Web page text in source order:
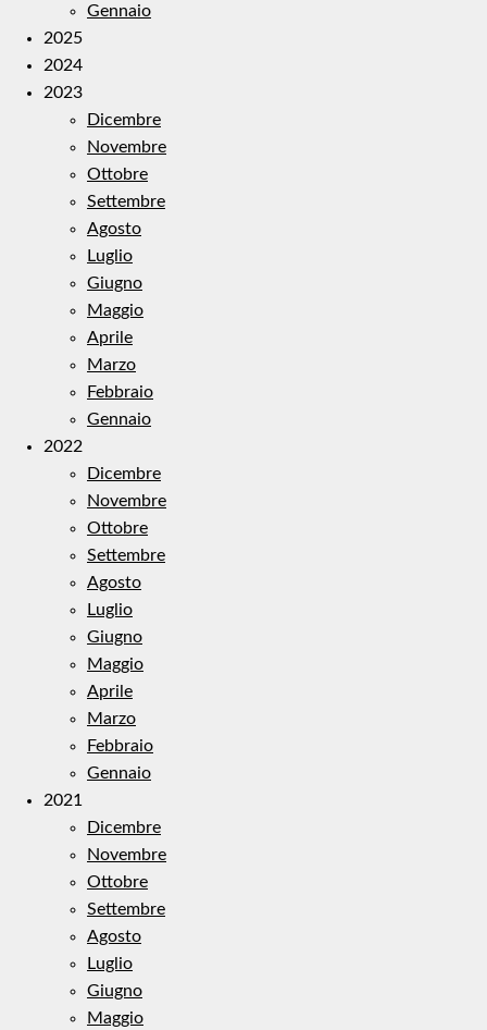
Gennaio
2025
2024
2023
Dicembre
Novembre
Ottobre
Settembre
Agosto
Luglio
Giugno
Maggio
Aprile
Marzo
Febbraio
Gennaio
2022
Dicembre
Novembre
Ottobre
Settembre
Agosto
Luglio
Giugno
Maggio
Aprile
Marzo
Febbraio
Gennaio
2021
Dicembre
Novembre
Ottobre
Settembre
Agosto
Luglio
Giugno
Maggio